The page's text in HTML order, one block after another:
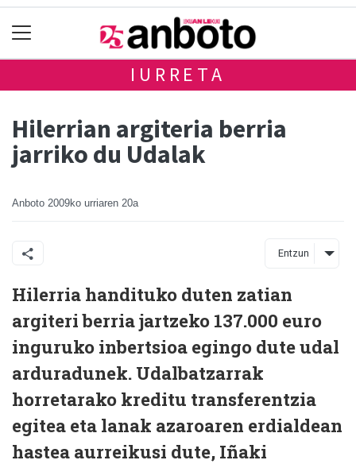
IURRETA
Hilerrian argiteria berria
jarriko du Udalak
Anboto 2009ko urriaren 20a
Entzun
Hilerria handituko duten zatian
argiteri berria jartzeko 137.000 euro
inguruko inbertsioa egingo dute udal
arduradunek. Udalbatzarrak
horretarako kreditu transferentzia
egitea eta lanak azaroaren erdialdean
hastea aurreikusi dute, Iñaki